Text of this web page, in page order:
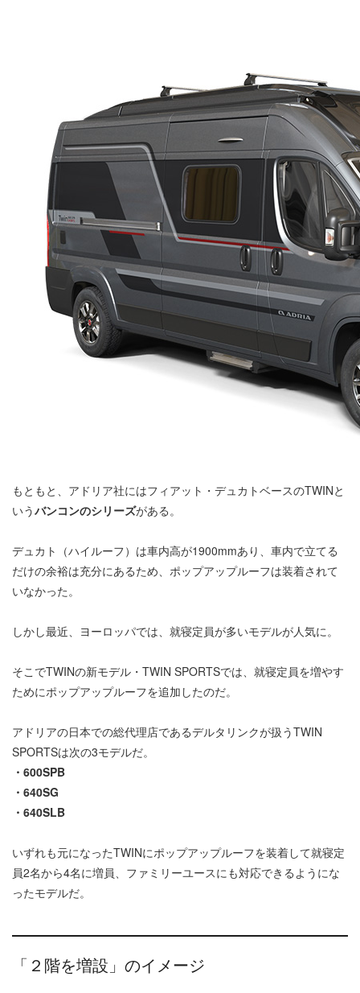
もともと、アドリア社にはフィアット・デュカトベースのTWINと
いうバンコンのシリーズがある。
デュカト（ハイルーフ）は車内高が1900mmあり、車内で立てる
だけの余裕は充分にあるため、ポップアップルーフは装着されて
いなかった。
しかし最近、ヨーロッパでは、就寝定員が多いモデルが人気に。
そこでTWINの新モデル・TWIN SPORTSでは、就寝定員を増やす
ためにポップアップルーフを追加したのだ。
アドリアの日本での総代理店であるデルタリンクが扱うTWIN
SPORTSは次の3モデルだ。
・600SPB
・640SG
・640SLB
いずれも元になったTWINにポップアップルーフを装着して就寝定
員2名から4名に増員、ファミリーユースにも対応できるようにな
ったモデルだ。
「２階を増設」のイメージ